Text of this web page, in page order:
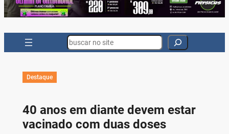
Search
Destaque
40 anos em diante devem estar
vacinado com duas doses